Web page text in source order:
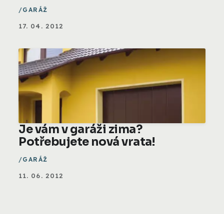
GARÁŽ
17. 04. 2012
Je vám v garáži zima?
Potřebujete nová vrata!
GARÁŽ
11. 06. 2012